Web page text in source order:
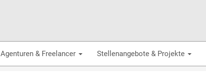
Agenturen & Freelancer Stellenangebote & Projekte